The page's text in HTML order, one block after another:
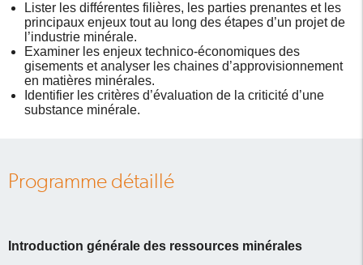
Lister les différentes filières, les parties prenantes et les
principaux enjeux tout au long des étapes d’un projet de
l’industrie minérale.
Examiner les enjeux technico-économiques des
gisements et analyser les chaines d’approvisionnement
en matières minérales.
Identifier les critères d’évaluation de la criticité d’une
substance minérale.
Programme détaillé
Introduction générale des ressources minérales